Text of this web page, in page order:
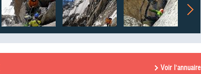
Voir l'annuaire